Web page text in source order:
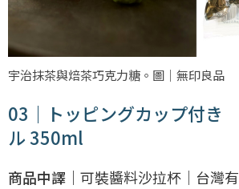
宇治抹茶與焙茶巧克力糖。圖｜無印良品
03｜トッピングカップ付き
ル 350ml
商品中譯｜ 可裝醬料沙拉杯｜台灣